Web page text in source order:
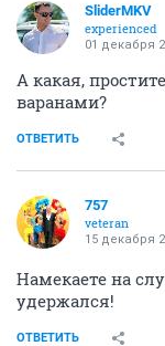
SliderMKV
experienced
01 декабря
А какая,
варанами?
ОТВЕТИТЬ
757
veteran
15 декабря
Намекаете на
удержался!
ОТВЕТИТЬ